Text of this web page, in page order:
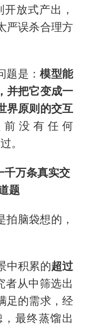
放式产出，
严误杀合理方
题是：模型能
并把它变成一
界原则的交互
没有任何
。
万条真实交
题
脑袋想的，
中积累的超过
者从中筛选出
足的需求，经
最终蒸馏出